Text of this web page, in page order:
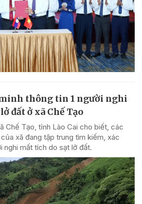
thông tin 1 người nghi
đất ở xã Chế Tạo
Chế Tạo, tỉnh Lào Cai cho biết, các
xã đang tập trung tìm kiếm, xác
nghi mất tích do sạt lở đất.